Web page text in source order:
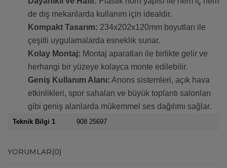
de dış mekanlarda kullanım için idealdir.
Kompakt Tasarım: 234x202x120mm boyutları ile
çeşitli uygulamalarda esneklik sunar.
Kolay Montaj: Montaj aparatları ile birlikte gelir ve
herhangi bir yüzeye kolayca monte edilebilir.
Geniş Kullanım Alanı: Anons sistemleri, açık hava
etkinlikleri, spor sahaları ve büyük toplantı salonları
gibi geniş alanlarda mükemmel ses dağılımı sağlar.
Teknik Bilgi 1 908 25697
YORUMLAR(0)